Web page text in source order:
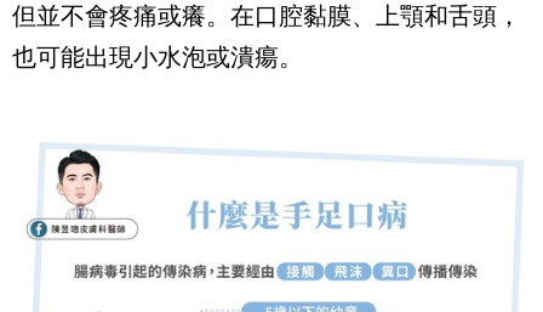
但並不會疼痛或癢。在口腔黏膜、上顎和舌頭，
也可能出現小水泡或潰瘍。